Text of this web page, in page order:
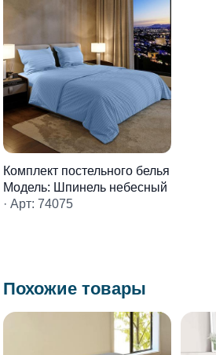
Комплект постельного белья
Модель: Шпинель небесный
· Арт: 74075
Похожие товары